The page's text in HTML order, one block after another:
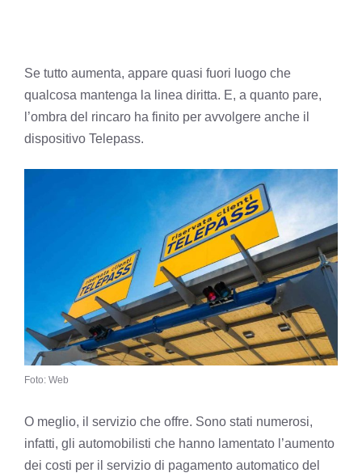
Se tutto aumenta, appare quasi fuori luogo che
qualcosa mantenga la linea diritta. E, a quanto pare,
l’ombra del rincaro ha finito per avvolgere anche il
dispositivo Telepass.
Foto: Web
O meglio, il servizio che offre. Sono stati numerosi,
infatti, gli automobilisti che hanno lamentato l’aumento
dei costi per il servizio di pagamento automatico del